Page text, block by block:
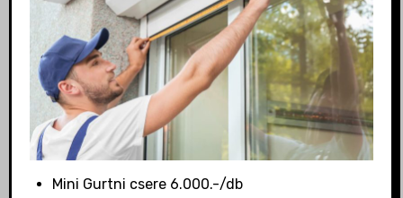
Mini Gurtni csere 6.000.-/db